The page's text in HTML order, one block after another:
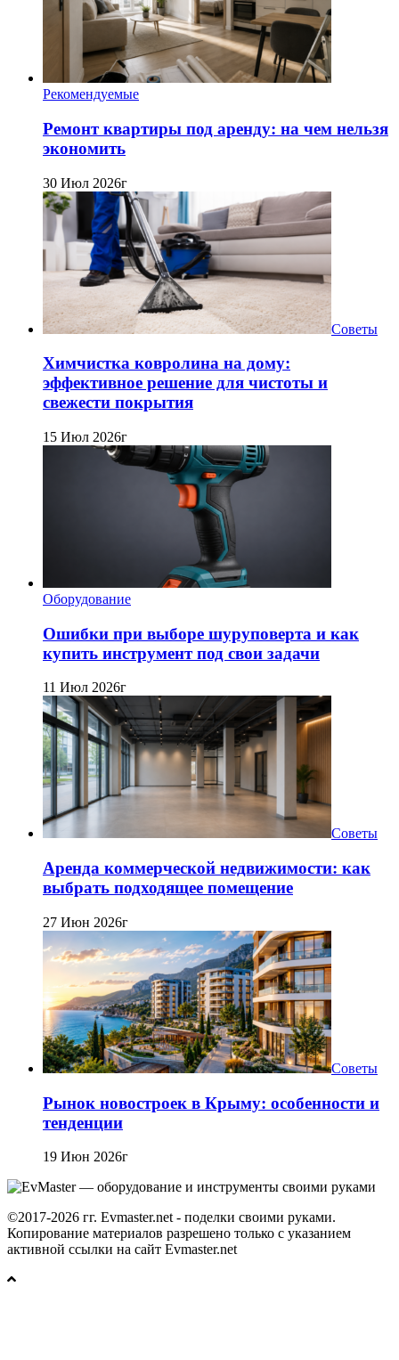
Рекомендуемые
Ремонт квартиры под аренду: на чем нельзя
экономить
30 Июл 2026г
Советы
Химчистка ковролина на дому:
эффективное решение для чистоты и
свежести покрытия
15 Июл 2026г
Оборудование
Ошибки при выборе шуруповерта и как
купить инструмент под свои задачи
11 Июл 2026г
Советы
Аренда коммерческой недвижимости: как
выбрать подходящее помещение
27 Июн 2026г
Советы
Рынок новостроек в Крыму: особенности и
тенденции
19 Июн 2026г
©2017-2026 гг. Evmaster.net - поделки своими руками.
Копирование материалов разрешено только с указанием
активной ссылки на сайт Evmaster.net